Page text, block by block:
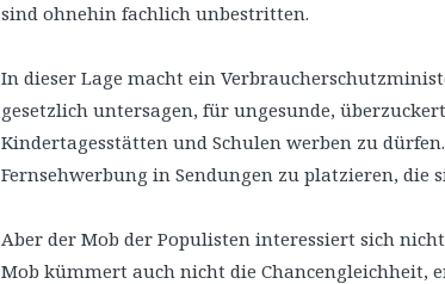
sind ohnehin fachlich unbestritten.
In dieser Lage macht ein
gesetzlich untersagen, für ungesunde,
Kindertagesstätten und Schulen werben zu
Fernsehwerbung in Sendungen zu platzieren, die
Aber der Mob der Populisten interessiert sich
Mob kümmert auch nicht die Chancengleichheit,